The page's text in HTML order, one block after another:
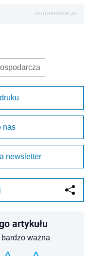
AUTOPROMOCJA
nas
newsletter
artykułu
ważna